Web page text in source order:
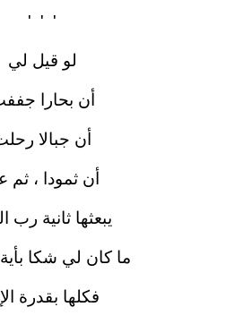
'
'
'
لو قيل لي
أن بحارا
أن جبالا
أن ثمودا ، ثم
يبعثها ثانية رب
ما كان لي شكا
فكلها بقدرة